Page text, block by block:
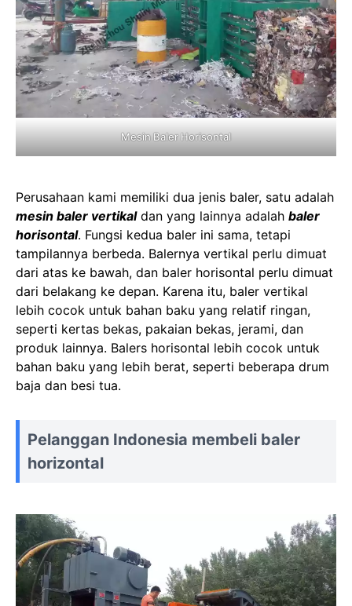
Mesin Baler Horisontal
Perusahaan kami memiliki dua jenis baler, satu adalah
mesin baler vertikaldan yang lainnya adalah baler
horisontal. Fungsi kedua baler ini sama, tetapi
tampilannya berbeda. Balernya vertikal perlu dimuat
dari atas ke bawah, dan baler horisontal perlu dimuat
dari belakang ke depan. Karena itu, baler vertikal
lebih cocok untuk bahan baku yang relatif ringan,
seperti kertas bekas, pakaian bekas, jerami, dan
produk lainnya. Balers horisontal lebih cocok untuk
bahan baku yang lebih berat, seperti beberapa drum
baja dan besi tua.
Pelanggan Indonesia membeli baler
horizontal